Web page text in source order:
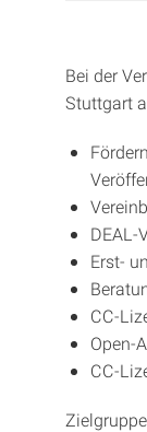
Bei der
Stuttgart
DEAL-
Erst-
CC-
Open-
CC-